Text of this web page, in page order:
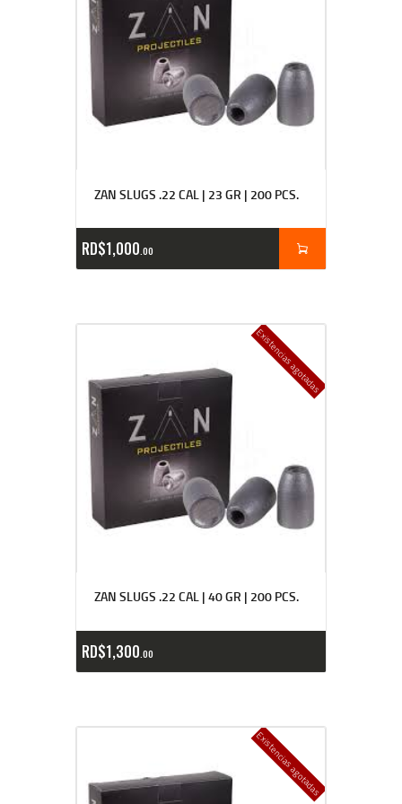
ZAN SLUGS .22 CAL | 23 GR | 200 PCS.
RD$1,000 00
Existencias agotadas
ZAN SLUGS .22 CAL | 40 GR | 200 PCS.
RD$1,300 00
Existencias agotadas